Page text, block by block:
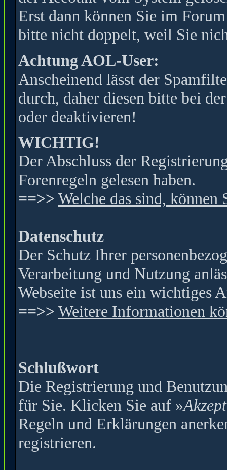
Erst dann können Sie im
bitte nicht doppelt, weil Sie
Achtung AOL-User:
Anscheinend lässt der
durch, daher diesen bitte bei
oder deaktivieren!
WICHTIG!
Der Abschluss der
Forenregeln gelesen haben.
==>> Welche das sind, können
Datenschutz
Der Schutz Ihrer
Verarbeitung und Nutzung
Webseite ist uns ein wichtiges
==>> Weitere Informationen
Schlußwort
Die Registrierung und
für Sie. Klicken Sie auf »
Regeln und Erklärungen
registrieren.